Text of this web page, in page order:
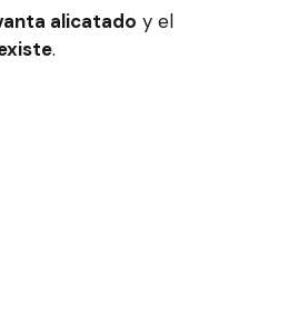
alicatado y el
.